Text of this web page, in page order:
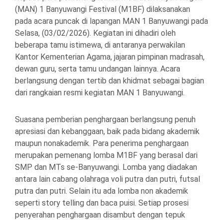
(MAN) 1 Banyuwangi Festival (M1BF) dilaksanakan
pada acara puncak di lapangan MAN 1 Banyuwangi pada
Selasa, (03/02/2026). Kegiatan ini dihadiri oleh
beberapa tamu istimewa, di antaranya perwakilan
Kantor Kementerian Agama, jajaran pimpinan madrasah,
dewan guru, serta tamu undangan lainnya. Acara
berlangsung dengan tertib dan khidmat sebagai bagian
dari rangkaian resmi kegiatan MAN 1 Banyuwangi.
Suasana pemberian penghargaan berlangsung penuh
apresiasi dan kebanggaan, baik pada bidang akademik
maupun nonakademik. Para penerima penghargaan
merupakan pemenang lomba M1BF yang berasal dari
SMP dan MTs se-Banyuwangi. Lomba yang diadakan
antara lain cabang olahraga voli putra dan putri, futsal
putra dan putri. Selain itu ada lomba non akademik
seperti story telling dan baca puisi. Setiap prosesi
penyerahan penghargaan disambut dengan tepuk